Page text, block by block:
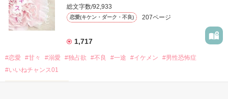
それは止まっていた恋が再び動き始める合図──。
✨.ﾟ･*..☆.｡.:*✨.☆.｡.:. *:ﾟ✨.ﾟ･*..☆.｡.:*✨
冴木澪-SaekiMio
総文字数/92,933
恋愛(キケン・ダーク・不良) 207ページ
1,717
#恋愛 #甘々 #溺愛 #独占欲 #不良 #一途 #イケメン
#男性恐怖症
#いいねチャンス01